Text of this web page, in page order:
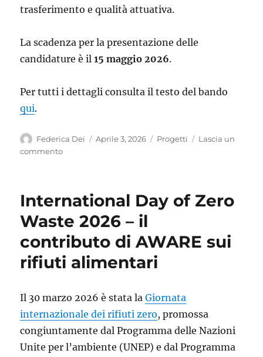
trasferimento e qualità attuativa.
La scadenza per la presentazione delle
candidature è il15 maggio 2026.
Per tutti i dettagli consulta il testo del bando
qui.
Autore
Federica Dei
Pubblicato
Aprile 3, 2026 Categorie
Progetti
Lascia un
commentosu
nuovo
MatER
2026-
28:
Progetti
e
sviluppo
tecnologico
International Day of Zero
Waste 2026 – il
contributo di AWARE sui
rifiuti alimentari
Il 30 marzo 2026 è stata laGiornata
internazionale dei rifiuti zero, promossa
congiuntamente dal Programma delle Nazioni
Unite per l’ambiente (UNEP) e dal Programma